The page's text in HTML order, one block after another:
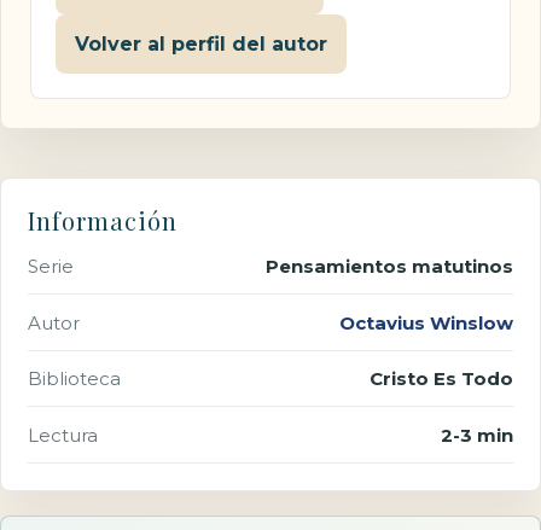
Volver al perfil del autor
Información
Serie Pensamientos matutinos
Autor Octavius Winslow
Biblioteca Cristo Es Todo
Lectura 2-3 min